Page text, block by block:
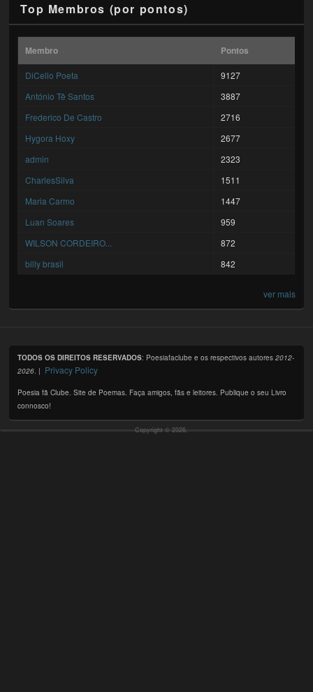
Top Membros (por pontos)
Membro Pontos
DiCello Poeta
9127
António Tê Santos
3887
Frederico De Castro
2716
Hygora Hoxy
2677
admin
2323
CharlesSilva
1511
Maria Carmo
1447
Luan Soares
959
WILSON CORDEIRO...
872
billy brasil
842
ver mais
TODOS OS DIREITOS RESERVADOS: Poesiafaclube e os respectivos autores2012-
2026. | Privacy Policy
Poesia fã Clube. Site de Poemas. Faça amigos, fãs e leitores. Publique o seu Livro
connosco!
Copyright © 2026,